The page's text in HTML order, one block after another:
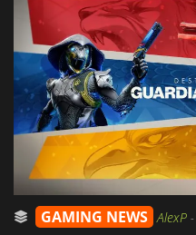
GAMING NEWS AlexP -